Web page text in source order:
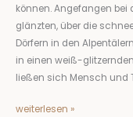
können. Angefangen bei
glänzten, über die
Dörfern in den
in einen weiß-
ließen sich Mensch und
weiterlesen »